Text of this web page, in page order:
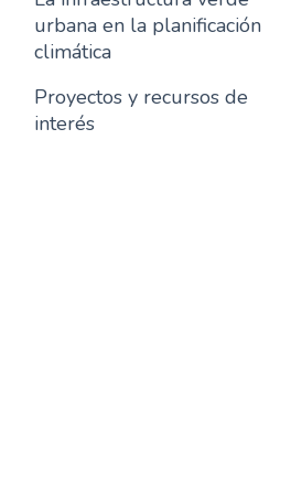
urbana en la planificación
climática
Proyectos y recursos de
interés